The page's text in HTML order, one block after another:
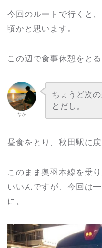
今回のルートで行くと
頃かと思います。
この辺で食事休憩をと
なか
ちょうど次
とだし。
昼食をとり、秋田駅に戻
このまま奥羽本線を乗
いいんですが、今回は
に。